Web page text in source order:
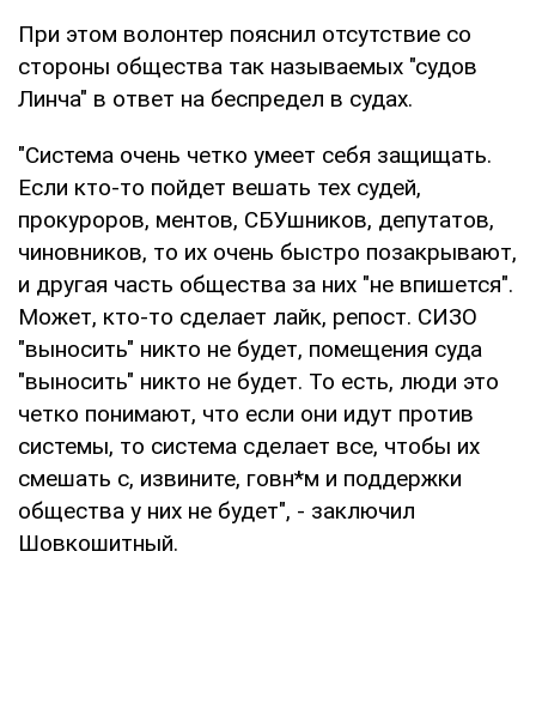
При этом волонтер пояснил отсутствие со
стороны общества так называемых "судов
Линча" в ответ на беспредел в судах.
"Система очень четко умеет себя защищать.
Если кто-то пойдет вешать тех судей,
прокуроров, ментов, СБУшников, депутатов,
чиновников, то их очень быстро позакрывают,
и другая часть общества за них "не впишется".
Может, кто-то сделает лайк, репост. СИЗО
"выносить" никто не будет, помещения суда
"выносить" никто не будет. То есть, люди это
четко понимают, что если они идут против
системы, то система сделает все, чтобы их
смешать с, извините, говн*м и поддержки
общества у них не будет", - заключил
Шовкошитный.